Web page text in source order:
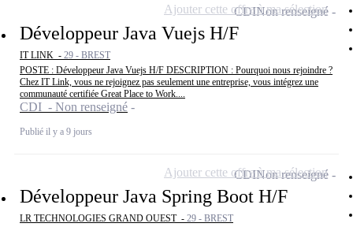
Développeur Java Vuejs H/F
IT LINK - 29 - BREST
POSTE : Développeur Java Vuejs H/F DESCRIPTION : Pourquoi nous rejoindre ?
Chez IT Link, vous ne rejoignez pas seulement une entreprise, vous intégrez une
communauté certifiée Great Place to Work....
CDI - Non renseigné
Publié il y a 9 jours
CDINon renseigné
Ajouter cette offre à ma sélection
Développeur Java Spring Boot H/F
LR TECHNOLOGIES GRAND OUEST - 29 - BREST
CDINon renseigné
Ajouter cette offre à ma sélection